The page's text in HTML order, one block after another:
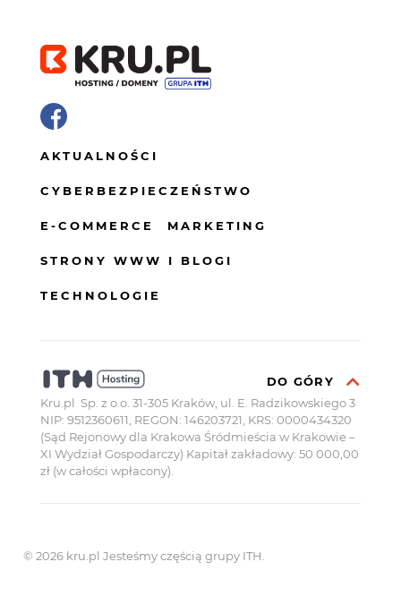
AKTUALNOŚCI
CYBERBEZPIECZEŃSTWO
E-COMMERCE MARKETING
STRONY WWW I BLOGI
TECHNOLOGIE
DO GÓRY
Kru.pl Sp. z o.o. 31-305 Kraków, ul. E. Radzikowskiego 3
NIP: 9512360611, REGON: 146203721, KRS: 0000434320
(Sąd Rejonowy dla Krakowa Śródmieścia w Krakowie –
XI Wydział Gospodarczy) Kapitał zakładowy: 50 000,00
zł (w całości wpłacony).
© 2026 kru.pl Jesteśmy częścią grupy ITH.